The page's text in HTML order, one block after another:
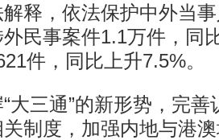
释，依法保护中外当
民事案件1.1万件，同
件，同比上升7.5%。
三通”的新形势，完善
制度，加强内地与港